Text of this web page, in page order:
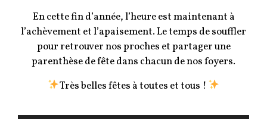
En cette fin d’année, l’heure est maintenant à
l’achèvement et l’apaisement. Le temps de souffler
pour retrouver nos proches et partager une
parenthèse de fête dans chacun de nos foyers.
Très belles fêtes à toutes et tous !